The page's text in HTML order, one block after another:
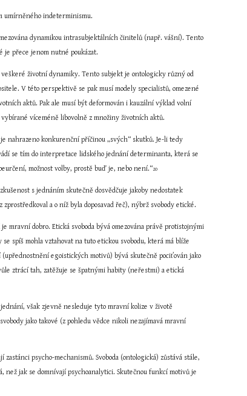
umírněného indeterminismu.
dynamikou intrasubjektálních činitelů (např. vášní). Tento
je přece jenom nutné poukázat.
životní dynamiky. Tento subjekt je ontologicky různý od
V této perspektivě se pak musí modely specialistů, omezené
aktů. Pak ale musí být deformován i kauzální výklad volní
víceméně libovolně z množiny životních aktů.
nahrazeno konkurenční příčinou „svých“ skutků. Je-li tedy
se tím do interpretace lidského jednání determinanta, která se
možnost volby, prostě buď je, nebo není.“20
s jednáním skutečně dosvědčuje jakoby nedostatek
a o níž byla doposavad řeč), nýbrž svobody etické.
dobro. Etická svoboda bývá omezována právě protistojnými
spíš mohla vztahovat na tuto etickou svobodu, která má blíže
(upřednostnění egoistických motivů) bývá skutečně pociťován jako
ztrácí tah, zatěžuje se špatnými habity (neřestmi) a etická
však zjevně nesleduje tyto mravní kolize v životě
jako takové (z pohledu vědce nikoli nezajímavá mravní
psycho-mechanismů. Svoboda (ontologická) zůstává stále,
jak se domnívají psychoanalytici. Skutečnou funkcí motivů je